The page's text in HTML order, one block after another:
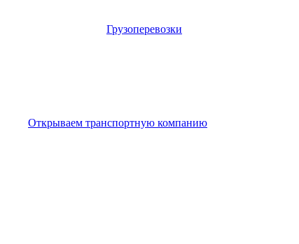
Грузоперевозки
Открываем транспортную компанию